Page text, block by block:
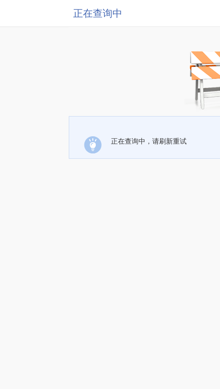
正在查询中
正在查询中，请刷新重试